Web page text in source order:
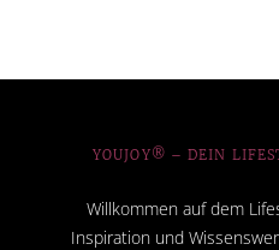
YOUJOY® – DEIN
Willkommen auf dem
Inspiration und